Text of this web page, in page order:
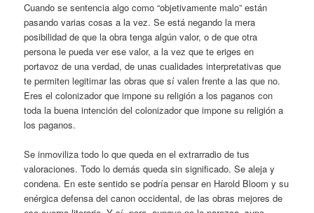
Cuando se sentencia algo como “objetivamente malo” están
pasando varias cosas a la vez. Se está negando la mera
posibilidad de que la obra tenga algún valor, o de que otra
persona le pueda ver ese valor, a la vez que te eriges en
portavoz de una verdad, de unas cualidades interpretativas que
te permiten legitimar las obras que sí valen frente a las que no.
Eres el colonizador que impone su religión a los paganos con
toda la buena intención del colonizador que impone su religión a
los paganos.
Se inmoviliza todo lo que queda en el extrarradio de tus
valoraciones. Todo lo demás queda sin significado. Se aleja y
condena. En este sentido se podría pensar en Harold Bloom y su
enérgica defensa del canon occidental, de las obras mejores de